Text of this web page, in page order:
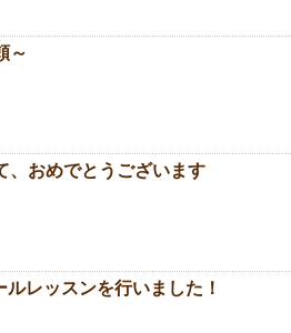
～
、おめでとうございます
ルレッスンを行いました！